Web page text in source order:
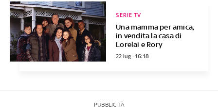
Una mamma per amica,
in vendita la casa di
Lorelai e Rory
SERIE TV
22 lug - 16:18
PUBBLICITÀ